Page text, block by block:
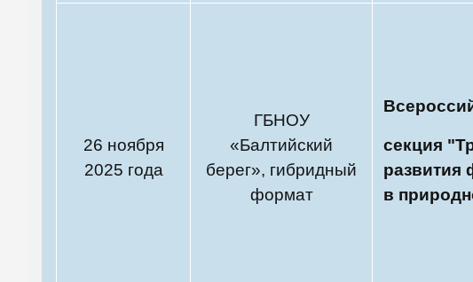
26 ноября
2025 года
ГБНОУ
«Балтийский
берег», гибридный
формат
секция
развития
в